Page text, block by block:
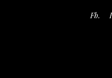
Fb.